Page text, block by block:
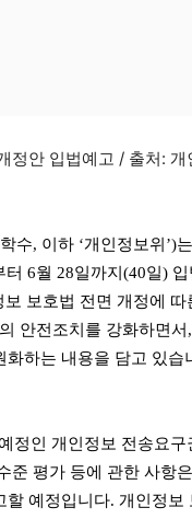
정안 입법예고 / 출처: 개
수, 이하 ‘개인정보위’)
6월 28일까지(40일)
보호법 전면 개정에
안전조치를 강화하면
하는 내용을 담고 있습
정인 개인정보 전송요
준 평가 등에 관한 사항
할 예정입니다. 개인정